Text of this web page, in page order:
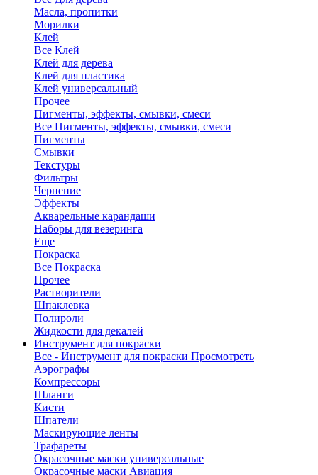
Масла, пропитки
Морилки
Клей
Все Клей
Клей для дерева
Клей для пластика
Клей универсальный
Прочее
Пигменты, эффекты, смывки, смеси
Все Пигменты, эффекты, смывки, смеси
Пигменты
Смывки
Текстуры
Фильтры
Чернение
Эффекты
Акварельные карандаши
Наборы для везеринга
Еще
Покраска
Все Покраска
Прочее
Растворители
Шпаклевка
Полироли
Жидкости для декалей
Инструмент для покраски
Все - Инструмент для покраски Просмотреть
Аэрографы
Компрессоры
Шланги
Кисти
Шпатели
Маскирующие ленты
Трафареты
Окрасочные маски универсальные
Окрасочные маски Авиация